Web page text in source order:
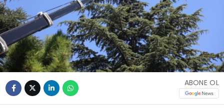
ABONE OL